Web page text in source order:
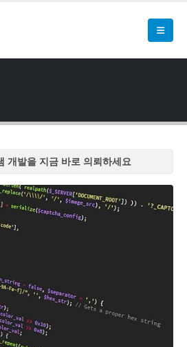
개발을 지금 바로 의뢰하세요
개발을 지금 바로 의뢰하세요
개발을 지금 바로 의뢰하세요
개발을 지금 바로 의뢰하세요